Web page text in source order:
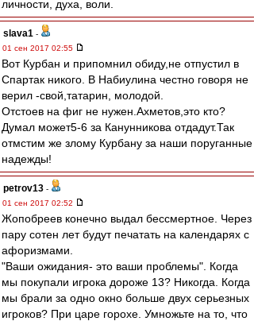
личности, духа, воли.
slava1 -
01 сен 2017 02:55
Вот Курбан и припомнил обиду,не отпустил в
Спартак никого. В Набиулина честно говоря не
верил -свой,татарин, молодой.
Отстоев на фиг не нужен.Ахметов,это кто?
Думал может5-6 за Канунникова отдадут.Так
отмстим же злому Курбану за наши поруганные
надежды!
petrov13 -
01 сен 2017 02:52
Жопобреев конечно выдал бессмертное. Через
пару сотен лет будут печатать на календарях с
афоризмами.
"Ваши ожидания- это ваши проблемы". Когда
мы покупали игрока дороже 13? Никогда. Когда
мы брали за одно окно больше двух серьезных
игроков? При царе горохе. Умножьте на то, что